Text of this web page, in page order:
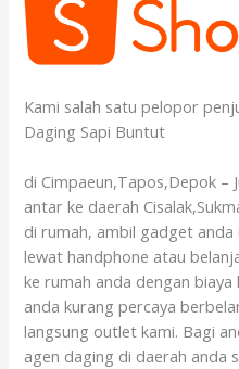
Kami salah satu pelopor
Daging Sapi Buntut
di Cimpaeun,Tapos,Depok –
antar ke daerah
di rumah, ambil gadget
lewat handphone atau
ke rumah anda dengan biaya
anda kurang percaya
langsung outlet kami. Bagi
agen daging di daerah anda